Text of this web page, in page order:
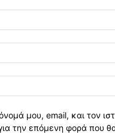
μου, email, και τον
την επόμενη φορά που